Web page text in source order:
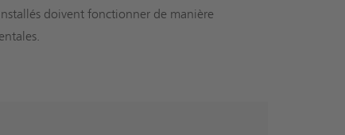
doivent fonctionner de manière